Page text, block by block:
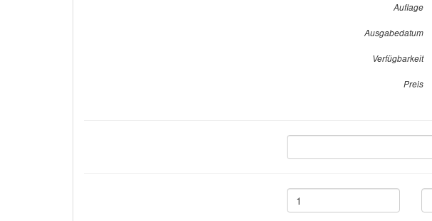
Auflage
Ausgabedatum
Verfügbarkeit
Preis